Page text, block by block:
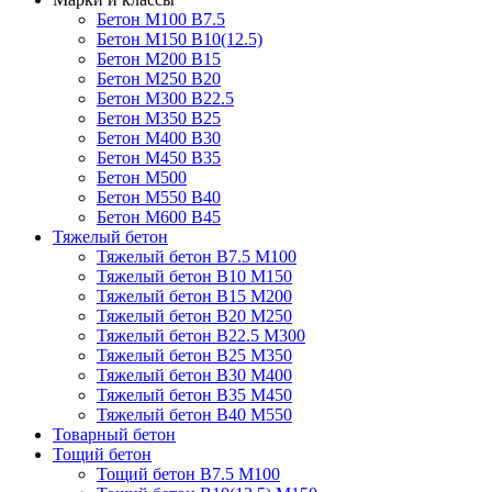
Бетон М100 В7.5
Бетон М150 В10(12.5)
Бетон М200 В15
Бетон М250 В20
Бетон М300 В22.5
Бетон М350 В25
Бетон М400 В30
Бетон М450 В35
Бетон М500
Бетон М550 В40
Бетон М600 В45
Тяжелый бетон
Тяжелый бетон В7.5 М100
Тяжелый бетон В10 М150
Тяжелый бетон В15 М200
Тяжелый бетон В20 М250
Тяжелый бетон В22.5 М300
Тяжелый бетон В25 М350
Тяжелый бетон В30 М400
Тяжелый бетон В35 М450
Тяжелый бетон В40 М550
Товарный бетон
Тощий бетон
Тощий бетон В7.5 М100